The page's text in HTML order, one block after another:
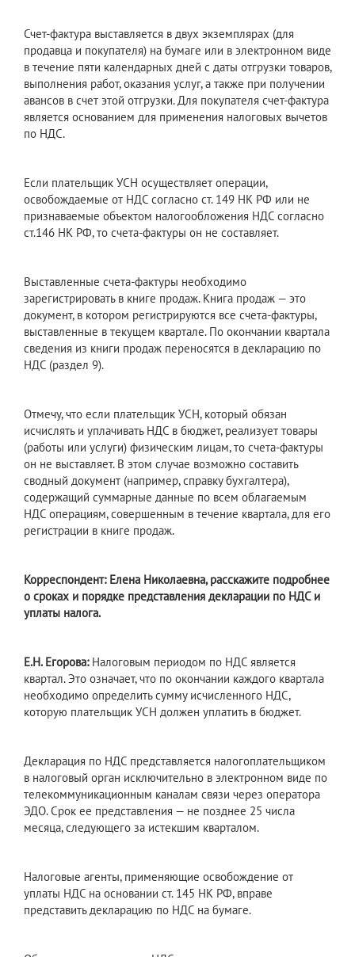
Счет-фактура выставляется в двух экземплярах (для
продавца и покупателя) на бумаге или в электронном виде
в течение пяти календарных дней с даты отгрузки товаров,
выполнения работ, оказания услуг, а также при получении
авансов в счет этой отгрузки. Для покупателя счет-фактура
является основанием для применения налоговых вычетов
по НДС.
Если плательщик УСН осуществляет операции,
освобождаемые от НДС согласно ст. 149 НК РФ или не
признаваемые объектом налогообложения НДС согласно
ст.146 НК РФ, то счета-фактуры он не составляет.
Выставленные счета-фактуры необходимо
зарегистрировать в книге продаж. Книга продаж — это
документ, в котором регистрируются все счета-фактуры,
выставленные в текущем квартале. По окончании квартала
сведения из книги продаж переносятся в декларацию по
НДС (раздел 9).
Отмечу, что если плательщик УСН, который обязан
исчислять и уплачивать НДС в бюджет, реализует товары
(работы или услуги) физическим лицам, то счета-фактуры
он не выставляет. В этом случае возможно составить
сводный документ (например, справку бухгалтера),
содержащий суммарные данные по всем облагаемым
НДС операциям, совершенным в течение квартала, для его
регистрации в книге продаж.
Корреспондент: Елена Николаевна, расскажите подробнее
о сроках и порядке представления декларации по НДС и
уплаты налога.
Е.Н. Егорова:Налоговым периодом по НДС является
квартал. Это означает, что по окончании каждого квартала
необходимо определить сумму исчисленного НДС,
которую плательщик УСН должен уплатить в бюджет.
Декларация по НДС представляется налогоплательщиком
в налоговый орган исключительно в электронном виде по
телекоммуникационным каналам связи через оператора
ЭДО. Срок ее представления — не позднее 25 числа
месяца, следующего за истекшим кварталом.
Налоговые агенты, применяющие освобождение от
уплаты НДС на основании ст. 145 НК РФ, вправе
представить декларацию по НДС на бумаге.